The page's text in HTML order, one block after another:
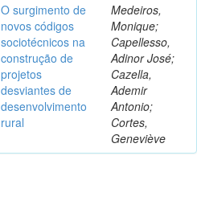
O surgimento de
novos códigos
sociotécnicos na
construção de
projetos
desviantes de
desenvolvimento
rural
Medeiros,
Monique;
Capellesso,
Adinor José;
Cazella,
Ademir
Antonio;
Cortes,
Geneviève